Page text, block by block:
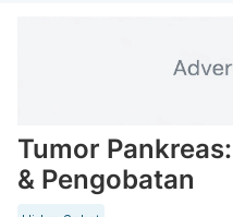
Tumor
& Pengobatan